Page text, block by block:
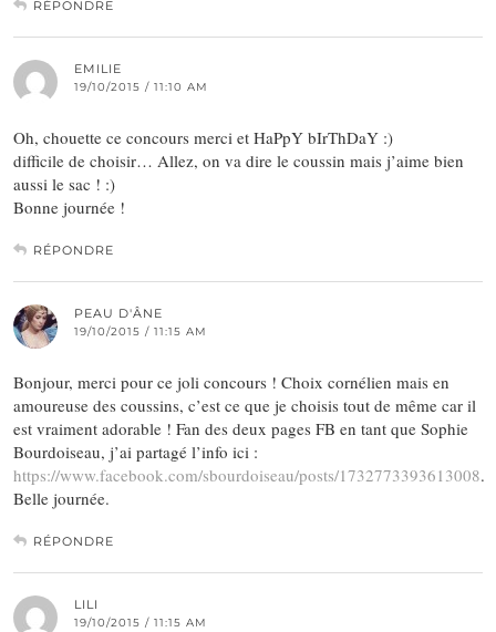
RÉPONDRE
EMILIE
19/10/2015 / 11:10 AM
Oh, chouette ce concours merci et HaPpY bIrThDaY :)
difficile de choisir… Allez, on va dire le coussin mais j’aime bien
aussi le sac ! :)
Bonne journée !
RÉPONDRE
PEAU D'ÂNE
19/10/2015 / 11:15 AM
Bonjour, merci pour ce joli concours ! Choix cornélien mais en
amoureuse des coussins, c’est ce que je choisis tout de même car il
est vraiment adorable ! Fan des deux pages FB en tant que Sophie
Bourdoiseau, j’ai partagé l’info ici :
https://www.facebook.com/sbourdoiseau/posts/1732773393613008.
Belle journée.
RÉPONDRE
LILI
19/10/2015 / 11:15 AM